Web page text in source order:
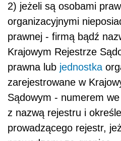
2) jeżeli są osobami
organizacyjnymi
prawnej - firmą bądź
Krajowym Rejestrze
prawna lub jednostka
zarejestrowane w
Sądowym - numerem
z nazwą rejestru i
prowadzącego rejestr,